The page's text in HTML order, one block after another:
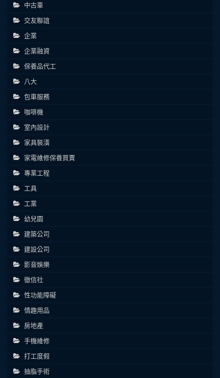
中古車
交友聯誼
企業
企業融資
保養品代工
八大
包車服務
咖啡機
室內設計
家具裝潢
家電維修保養買賣
專業工程
工具
工業
幼兒園
建築公司
建設公司
影音娛樂
徵信社
性功能障礙
情趣用品
房地產
手機維修
打工度假
抽脂手術